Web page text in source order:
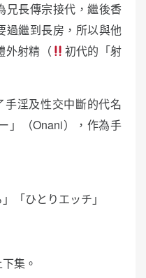
兄長傳宗接代，繼後香
過繼到長房，所以與他
外射精（
初代的「射
淫及性交中斷的代名
」（Onani），作為手
「ひとりエッチ」
集。